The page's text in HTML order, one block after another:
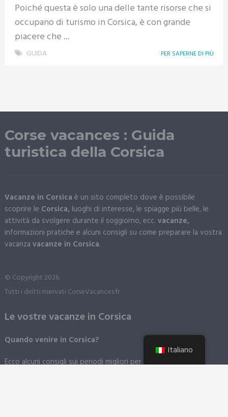
Poiché questa è solo una delle tante risorse che si
occupano di turismo in Corsica, è con grande
piacere che ...
GUIDA PER SAPERNE DI PIÙ
Corse vacances : Guida
turistica della Corsica
Vacanze in Corsica è un sito completo dove è possibile
scoprire le Corsica, luoghi di interesse, le spiagge più belle, le
attività da svolgere durante il soggiorno, ecc. vacanze,
informazioni pratiche e alcuni consigli su come preparare la vostra
vacanza vacanze in Corsica.
© Copyright 2026.
Tutti i diritti riservati CorseVacances.fr
Le vostre vacanze in Corsica
Quando venire in Corsica?
Ecco alcuni consigli sui periodi migliori per visitare la Corsica.
Italiano